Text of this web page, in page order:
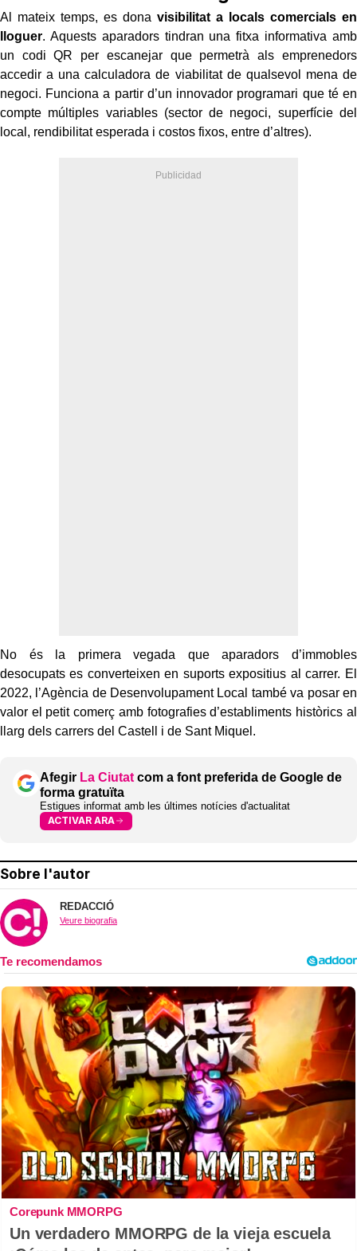
Al mateix temps, es dona visibilitat a locals comercials en
lloguer. Aquests aparadors tindran una fitxa informativa amb
un codi QR per escanejar que permetrà als emprenedors
accedir a una calculadora de viabilitat de qualsevol mena de
negoci. Funciona a partir d’un innovador programari que té en
compte múltiples variables (sector de negoci, superfície del
local, rendibilitat esperada i costos fixos, entre d’altres).
No és la primera vegada que aparadors d’immobles
desocupats es converteixen en suports expositius al carrer. El
2022, l’Agència de Desenvolupament Local també va posar en
valor el petit comerç amb fotografies d’establiments històrics al
llarg dels carrers del Castell i de Sant Miquel.
Afegir La Ciutat com a font preferida de Google de
forma gratuïta
Estigues informat amb les últimes notícies d'actualitat
ACTIVAR ARA
Sobre l'autor
REDACCIÓ
Veure biografia
Corepunk MMORPG
Un verdadero MMORPG de la vieja escuela